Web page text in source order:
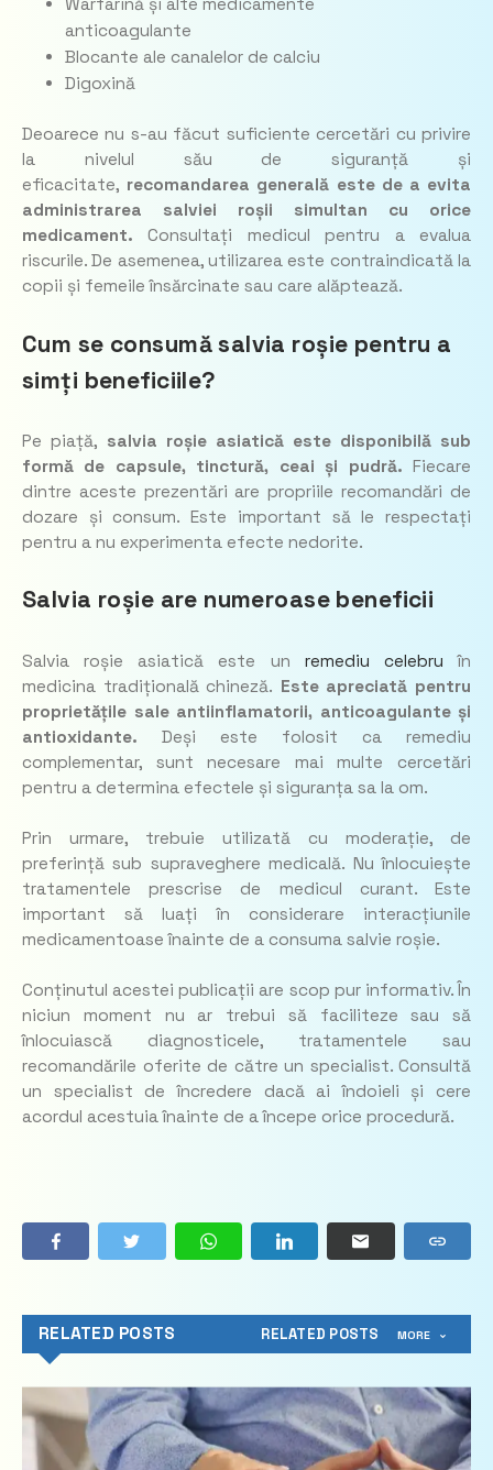
Warfarină și alte medicamente
anticoagulante
Blocante ale canalelor de calciu
Digoxină
Deoarece nu s-au făcut suficiente cercetări cu privire
la nivelul său de siguranță și
eficacitate, recomandarea generală este de a evita
administrarea salviei roșii simultan cu orice
medicament. Consultați medicul pentru a evalua
riscurile. De asemenea, utilizarea este contraindicată la
copii și femeile însărcinate sau care alăptează.
Cum se consumă salvia roșie pentru a
simți beneficiile?
Pe piață, salvia roșie asiatică este disponibilă sub
formă de capsule, tinctură, ceai și pudră. Fiecare
dintre aceste prezentări are propriile recomandări de
dozare și consum. Este important să le respectați
pentru a nu experimenta efecte nedorite.
Salvia roșie are numeroase beneficii
Salvia roșie asiatică este un remediu celebru în
medicina tradițională chineză. Este apreciată pentru
proprietățile sale antiinflamatorii, anticoagulante și
antioxidante. Deși este folosit ca remediu
complementar, sunt necesare mai multe cercetări
pentru a determina efectele și siguranța sa la om.
Prin urmare, trebuie utilizată cu moderație, de
preferință sub supraveghere medicală. Nu înlocuiește
tratamentele prescrise de medicul curant. Este
important să luați în considerare interacțiunile
medicamentoase înainte de a consuma salvie roșie.
Conținutul acestei publicații are scop pur informativ. În
niciun moment nu ar trebui să faciliteze sau să
înlocuiască diagnosticele, tratamentele sau
recomandările oferite de către un specialist. Consultă
un specialist de încredere dacă ai îndoieli și cere
acordul acestuia înainte de a începe orice procedură.
RELATED POSTS RELATED POSTS MORE